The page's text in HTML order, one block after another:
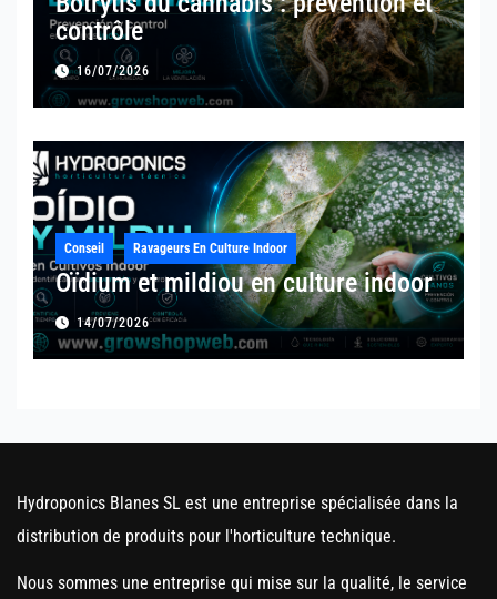
contrôle
16/07/2026
Conseil Ravageurs En Culture Indoor
Oïdium et mildiou en culture indoor
14/07/2026
Hydroponics Blanes SL est une entreprise spécialisée dans la
distribution de produits pour l'horticulture technique.
Nous sommes une entreprise qui mise sur la qualité, le service